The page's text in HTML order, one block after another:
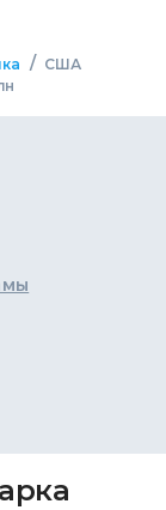
/ США